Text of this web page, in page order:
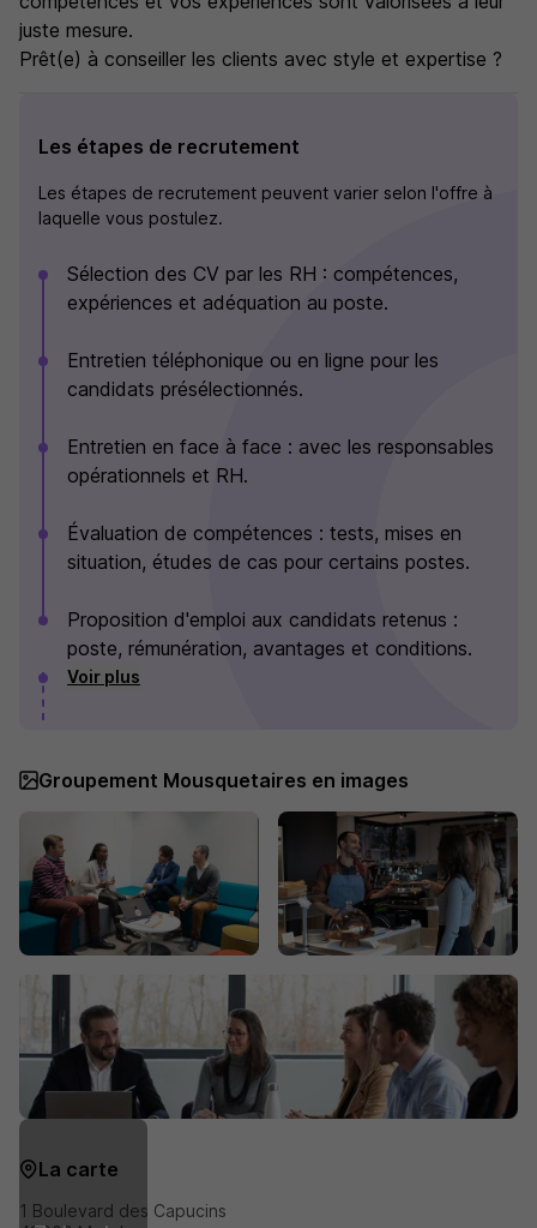
juste mesure.
Prêt(e) à conseiller les clients avec style et expertise ?
Les étapes de recrutement
Les étapes de recrutement peuvent varier selon l'offre à
laquelle vous postulez.
Sélection des CV par les RH : compétences,
expériences et adéquation au poste.
Entretien téléphonique ou en ligne pour les
candidats présélectionnés.
Entretien en face à face : avec les responsables
opérationnels et RH.
Évaluation de compétences : tests, mises en
situation, études de cas pour certains postes.
Proposition d'emploi aux candidats retenus :
poste, rémunération, avantages et conditions.
Voir plus
Groupement Mousquetaires en images
La carte
1 Boulevard des Capucins